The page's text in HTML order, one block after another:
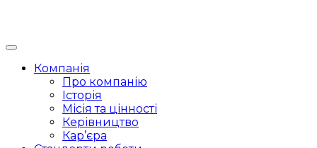
Компанія
Про компанію
Історія
Місія та цінності
Керівництво
Кар’єра